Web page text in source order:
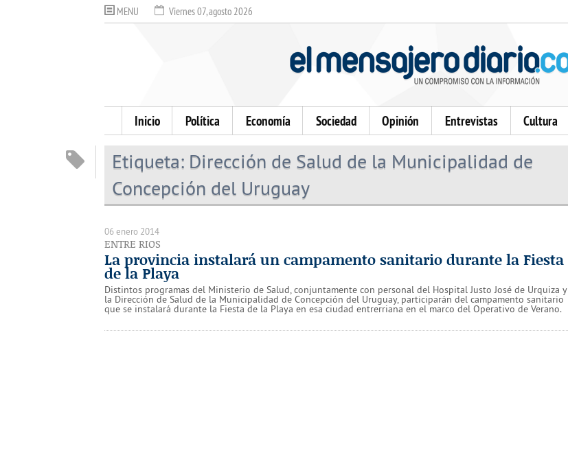
MENU Viernes 07, agosto 2026
Inicio Política Economía Sociedad Opinión Entrevistas Cultura
Etiqueta: Dirección de Salud de la Municipalidad de
Concepción del Uruguay
06 enero 2014
ENTRE RIOS
La provincia instalará un campamento sanitario durante la Fiesta
de la Playa
Distintos programas del Ministerio de Salud, conjuntamente con personal del Hospital Justo José de Urquiza y
la Dirección de Salud de la Municipalidad de Concepción del Uruguay, participarán del campamento sanitario
que se instalará durante la Fiesta de la Playa en esa ciudad entrerriana en el marco del Operativo de Verano.